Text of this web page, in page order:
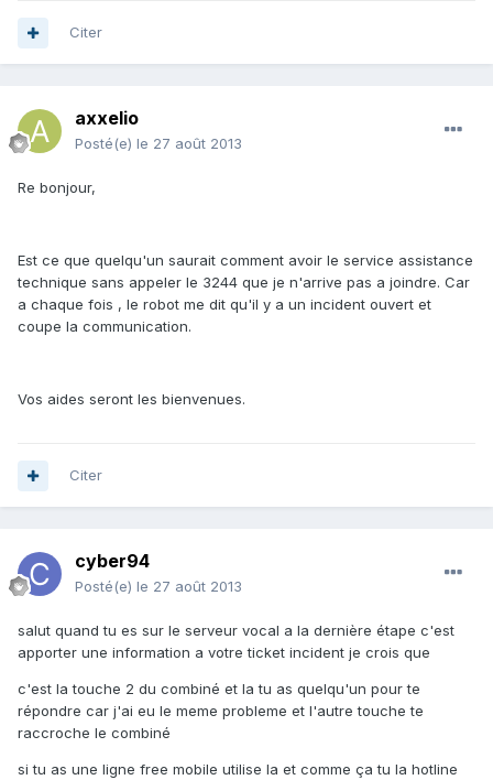
Citer
axxelio
Posté(e) le 27 août 2013
Re bonjour,
Est ce que quelqu'un saurait comment avoir le service assistance
technique sans appeler le 3244 que je n'arrive pas a joindre. Car
a chaque fois , le robot me dit qu'il y a un incident ouvert et
coupe la communication.
Vos aides seront les bienvenues.
Citer
cyber94
Posté(e) le 27 août 2013
salut quand tu es sur le serveur vocal a la dernière étape c'est
apporter une information a votre ticket incident je crois que
c'est la touche 2 du combiné et la tu as quelqu'un pour te
répondre car j'ai eu le meme probleme et l'autre touche te
raccroche le combiné
si tu as une ligne free mobile utilise la et comme ça tu la hotline